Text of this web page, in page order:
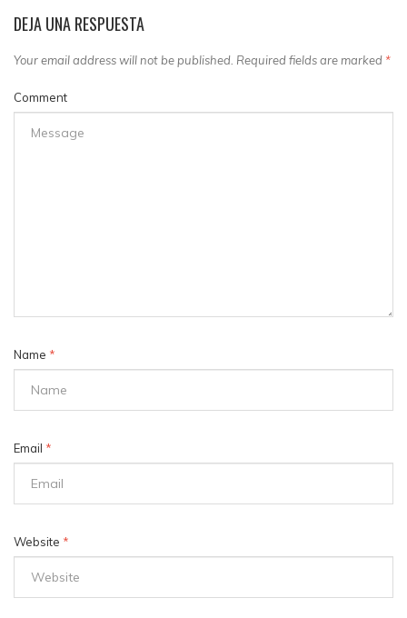
DEJA UNA RESPUESTA
Your email address will not be published. Required fields are marked *
Comment
Name *
Email *
Website *